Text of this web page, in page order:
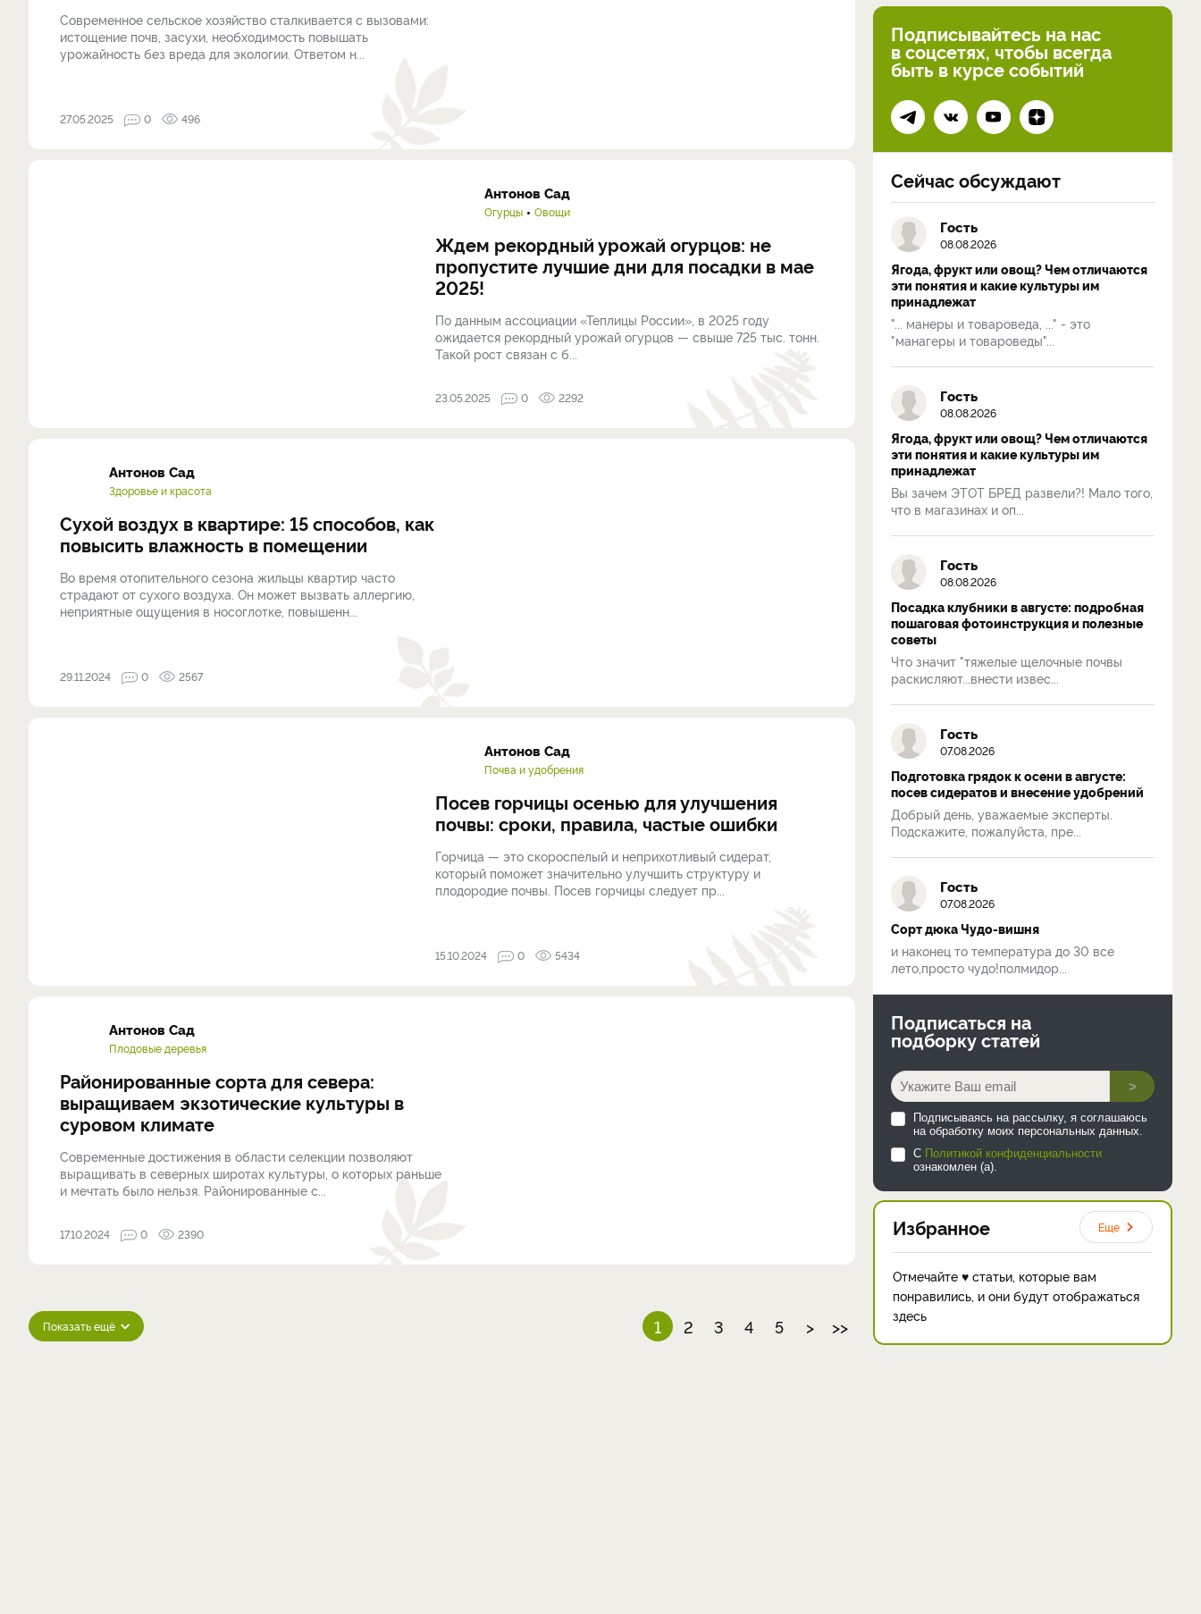
Современное сельское хозяйство сталкивается с вызовами:
истощение почв, засухи, необходимость повышать
урожайность без вреда для экологии. Ответом н...
27.05.2025 0 496
Антонов Сад
Огурцы Овощи
Ждем рекордный урожай огурцов: не
пропустите лучшие дни для посадки в мае
2025!
По данным ассоциации «Теплицы России», в 2025 году
ожидается рекордный урожай огурцов — свыше 725 тыс. тонн.
Такой рост связан с б...
23.05.2025 0 2292
Антонов Сад
Здоровье и красота
Сухой воздух в квартире: 15 способов, как
повысить влажность в помещении
Во время отопительного сезона жильцы квартир часто
страдают от сухого воздуха. Он может вызвать аллергию,
неприятные ощущения в носоглотке, повышенн...
29.11.2024 0 2567
Антонов Сад
Почва и удобрения
Посев горчицы осенью для улучшения
почвы: сроки, правила, частые ошибки
Горчица — это скороспелый и неприхотливый сидерат,
который поможет значительно улучшить структуру и
плодородие почвы. Посев горчицы следует пр...
15.10.2024 0 5434
Антонов Сад
Плодовые деревья
Районированные сорта для севера:
выращиваем экзотические культуры в
суровом климате
Современные достижения в области селекции позволяют
выращивать в северных широтах культуры, о которых раньше
и мечтать было нельзя. Районированные с...
17.10.2024 0 2390
Показать ещё 1 2 3 4 5 > >>
Подписывайтесь на нас
в соцсетях, чтобы всегда
быть в курсе событий
Сейчас обсуждают
Гость
08.08.2026
Ягода, фрукт или овощ? Чем отличаются
эти понятия и какие культуры им
принадлежат
"... манеры и товароведа, ..." - это
"манагеры и товароведы"...
Гость
08.08.2026
Ягода, фрукт или овощ? Чем отличаются
эти понятия и какие культуры им
принадлежат
Вы зачем ЭТОТ БРЕД развели?! Мало того,
что в магазинах и оп...
Гость
08.08.2026
Посадка клубники в августе: подробная
пошаговая фотоинструкция и полезные
советы
Что значит "тяжелые щелочные почвы
раскисляют...внести извес...
Гость
07.08.2026
Подготовка грядок к осени в августе:
посев сидератов и внесение удобрений
Добрый день, уважаемые эксперты.
Подскажите, пожалуйста, пре...
Гость
07.08.2026
Сорт дюка Чудо-вишня
и наконец то температура до 30 все
лето,просто чудо!полмидор...
Подписаться на
подборку статей
>
Подписываясь на рассылку, я соглашаюсь
на обработку моих персональных данных.
С Политикой конфиденциальности
ознакомлен (а).
Избранное Еще
Отмечайте ♥ статьи, которые вам
понравились, и они будут отображаться
здесь